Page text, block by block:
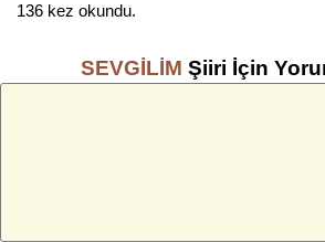
136 kez okundu.
SEVGİLİM Şiiri İçin